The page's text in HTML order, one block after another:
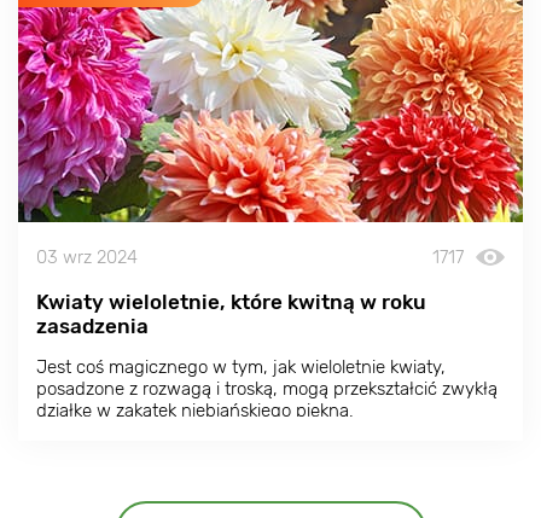
03 wrz 2024 1717
Kwiaty wieloletnie, które kwitną w roku
zasadzenia
Jest coś magicznego w tym, jak wieloletnie kwiaty,
posadzone z rozwagą i troską, mogą przekształcić zwykłą
działkę w zakątek niebiańskiego piękna.